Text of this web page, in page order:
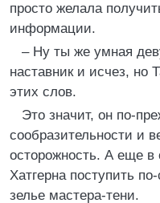
просто желала
информации.
– Ну ты же умная
наставник и исчез, но
этих слов.
Это значит, он по-
сообразительности и
осторожность. А еще в
Хатгерна поступить
зелье мастера-тени.